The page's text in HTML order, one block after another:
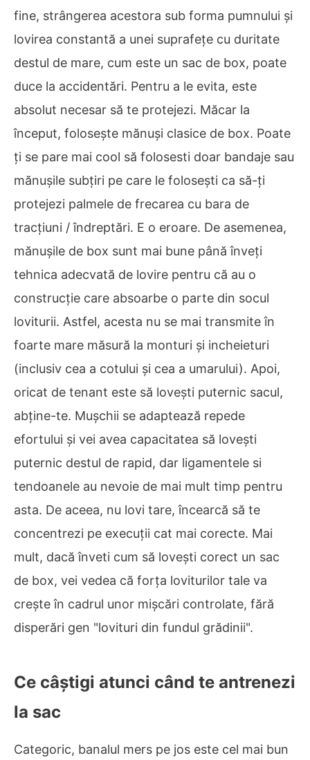
fine, strângerea acestora sub forma pumnului și
lovirea constantă a unei suprafețe cu duritate
destul de mare, cum este un sac de box, poate
duce la accidentări. Pentru a le evita, este
absolut necesar să te protejezi. Măcar la
început, folosește mănuși clasice de box. Poate
ți se pare mai cool să folosesti doar bandaje sau
mănușile subțiri pe care le folosești ca să-ți
protejezi palmele de frecarea cu bara de
tracțiuni / îndreptări. E o eroare. De asemenea,
mănușile de box sunt mai bune până înveți
tehnica adecvată de lovire pentru că au o
construcție care absoarbe o parte din socul
loviturii. Astfel, acesta nu se mai transmite în
foarte mare măsură la monturi și incheieturi
(inclusiv cea a cotului și cea a umarului). Apoi,
oricat de tenant este să lovești puternic sacul,
abține-te. Mușchii se adaptează repede
efortului și vei avea capacitatea să lovești
puternic destul de rapid, dar ligamentele si
tendoanele au nevoie de mai mult timp pentru
asta. De aceea, nu lovi tare, încearcă să te
concentrezi pe execuții cat mai corecte. Mai
mult, dacă înveti cum să lovești corect un sac
de box, vei vedea că forța loviturilor tale va
crește în cadrul unor mișcări controlate, fără
disperări gen "lovituri din fundul grădinii".
Ce câștigi atunci când te antrenezi
la sac
Categoric, banalul mers pe jos este cel mai bun